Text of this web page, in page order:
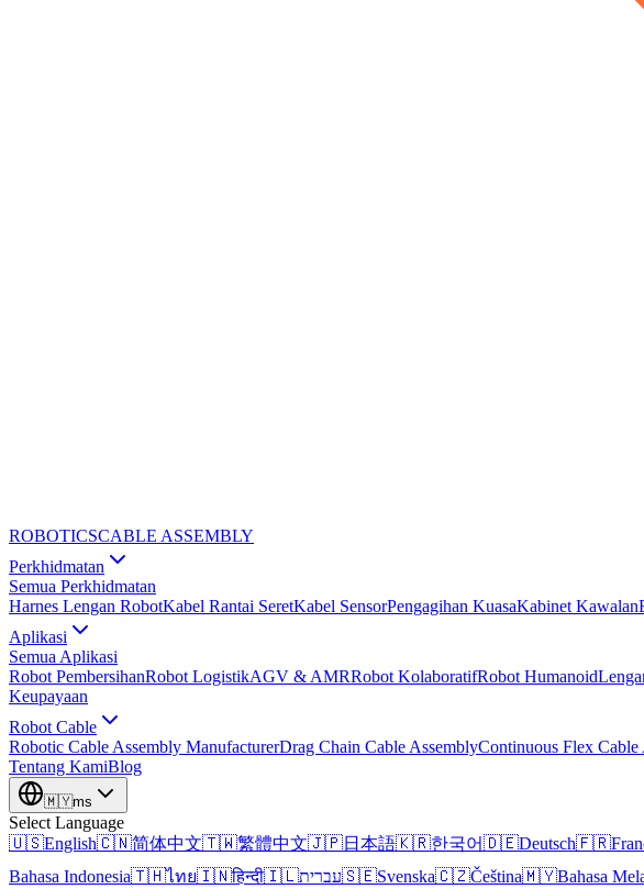
ROBOTICSCABLE ASSEMBLY
Perkhidmatan
Semua Perkhidmatan
Harnes Lengan RobotKabel Rantai SeretKabel SensorPengagihan KuasaKabinet Kawalan
Aplikasi
Semua Aplikasi
Robot PembersihanRobot LogistikAGV & AMRRobot KolaboratifRobot Humanoid
Keupayaan
Robot Cable
Robotic Cable Assembly ManufacturerDrag Chain Cable AssemblyContinuous Flex Cable
Tentang KamiBlog
🇲🇾ms
Select Language
🇺🇸English🇨🇳简体中文🇹🇼繁體中文🇯🇵日本語🇰🇷한국어🇩🇪Deutsch🇫🇷
Bahasa Indonesia🇹🇭ไทย🇮🇳हिन्दी🇮🇱עברית🇸🇪Svenska🇨🇿Čeština🇲🇾Bahasa